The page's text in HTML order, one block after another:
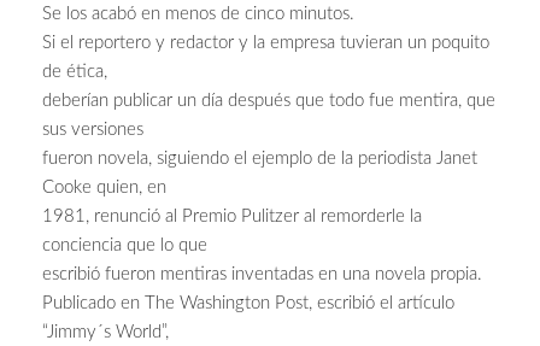
Se los acabó en menos de cinco minutos.
Si el reportero y redactor y la empresa tuvieran un poquito
de ética,
deberían publicar un día después que todo fue mentira, que
sus versiones
fueron novela, siguiendo el ejemplo de la periodista Janet
Cooke quien, en
1981, renunció al Premio Pulitzer al remorderle la
conciencia que lo que
escribió fueron mentiras inventadas en una novela propia.
Publicado en The Washington Post, escribió el artículo
“Jimmy´s World”,